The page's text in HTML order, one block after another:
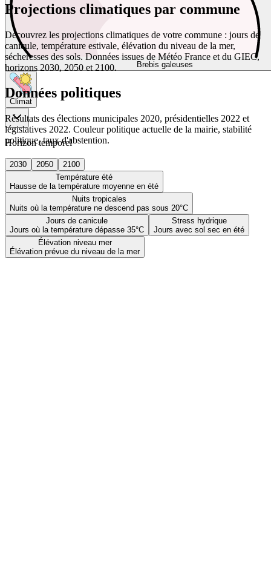
Brebis galeuses
Climat
Horizon temporel
2030 2050
2100
Température été
Hausse de la température moyenne en été
Nuits tropicales
Nuits où la température ne descend pas sous 20°C
Jours de canicule
Jours où la température dépasse 35°C
Stress hydrique
Jours avec sol sec en été
Élévation niveau mer
Élévation prévue du niveau de la mer
Projections climatiques par commune
Découvrez les projections climatiques de votre commune : jours de
canicule, température estivale, élévation du niveau de la mer,
sécheresses des sols. Données issues de Météo France et du GIEC,
horizons 2030, 2050 et 2100.
Données politiques
Résultats des élections municipales 2020, présidentielles 2022 et
législatives 2022. Couleur politique actuelle de la mairie, stabilité
politique, taux d'abstention.